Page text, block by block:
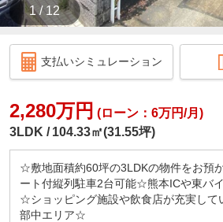
1 / 12
支払いシミュレーション
2,280万円 (ローン：6万円/月)
3LDK
104.33㎡(31.55坪)
☆敷地面積約60坪の3LDKの物件をお預
ート付縦列駐車2台可能☆熊本ICや東バ
☆ショッピング施設や飲食店が充実し
部中エリア☆